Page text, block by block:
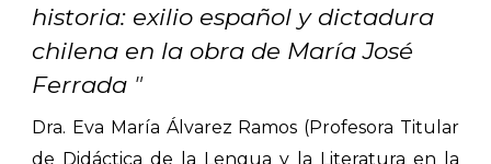
historia: exilio español y dictadura
chilena en la obra de María José
Ferrada "
Dra. Eva María Álvarez Ramos (Profesora Titular
de Didáctica de la Lengua y la Literatura en la